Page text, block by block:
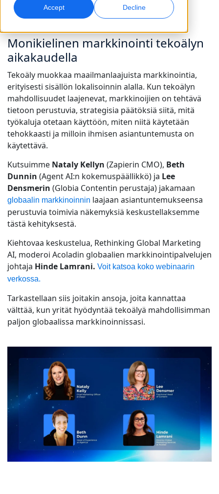
Accept Decline
Muunna ääni toiminnaksi
Datapalvelut
Vahvista tekoälyä luotettavilla tiedoilla
Ratkaisut toimialoittain
Life Sciences
Rahoitus
Julkiset Instituutiot
Kaikki toimialat
Tehokasta jälkiäänitystä laajassa mittakaavassa
AI-datapalvelut
Paranna AI:ta laadukkaalla datalla
Tapaa Lia
Nopea, älykäs ja skaalautuva AI-käännös
AI-ohjatun käännöksen hallinta globaaleille
brändeille
Vinkkejä tehokkuuden, skaalan ja laadun parantamiseen
Toimipisteet
Urat
Rakenna tulevaisuutesi kanssamme
Freelance-mahdollisuudet
Liity globaaliin verkostoomme
Markkinointi
Monikielinen markkinointi tekoälyn
aikakaudella
Tekoäly muokkaa maailmanlaajuista markkinointia,
erityisesti sisällön lokalisoinnin alalla. Kun tekoälyn
mahdollisuudet laajenevat, markkinoijien on tehtävä
tietoon perustuvia, strategisia päätöksiä siitä, mitä
työkaluja otetaan käyttöön, miten niitä käytetään
tehokkaasti ja milloin ihmisen asiantuntemusta on
käytettävä.
Kutsuimme Nataly Kellyn (Zapierin CMO), Beth
Dunnin (Agent AI:n kokemuspäällikkö) ja Lee
Densmerin (Globia Contentin perustaja) jakamaan
globaalin markkinoinnin laajaan asiantuntemukseensa
perustuvia toimivia näkemyksiä keskustellaksemme
tästä kehityksestä.
Kiehtovaa keskustelua, Rethinking Global Marketing
AI, moderoi Acoladin globaalien markkinointipalvelujen
johtaja Hinde Lamrani. Voit katsoa koko webinaarin
verkossa.
Tarkastellaan siis joitakin ansoja, joita kannattaa
välttää, kun yrität hyödyntää tekoälyä mahdollisimman
paljon globaalissa markkinoinnissasi.